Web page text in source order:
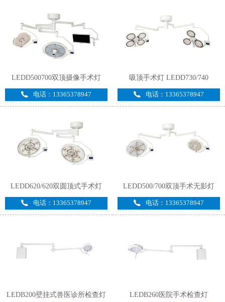
LEDD500700双顶摄像手术灯
电话：13365378947
吸顶手术灯 LEDD730/740
电话：13365378947
LEDD620/620双圆顶式手术灯
电话：13365378947
LEDD500/700双顶手术无影灯
电话：13365378947
LEDB200壁挂式兽医诊所检查灯 LEDB260医院手术检查灯